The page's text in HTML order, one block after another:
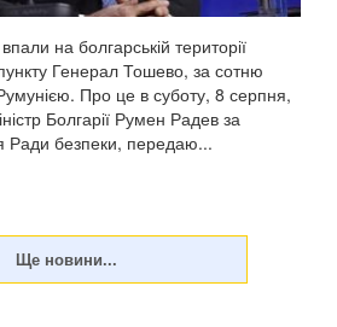
на болгарській території
Генерал Тошево, за сотню
Про це в суботу, 8 серпня,
Болгарії Румен Радев за
Ради безпеки, передаю...